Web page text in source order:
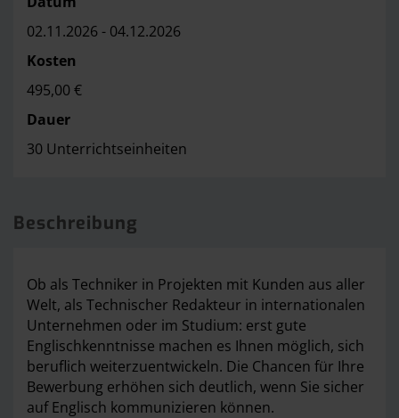
02.11.2026 - 04.12.2026
Kosten
495,00 €
Dauer
30 Unterrichtseinheiten
Beschreibung
Ob als Techniker in Projekten mit Kunden aus aller
Welt, als Technischer Redakteur in internationalen
Unternehmen oder im Studium: erst gute
Englischkenntnisse machen es Ihnen möglich, sich
beruflich weiterzuentwickeln. Die Chancen für Ihre
Bewerbung erhöhen sich deutlich, wenn Sie sicher
auf Englisch kommunizieren können.